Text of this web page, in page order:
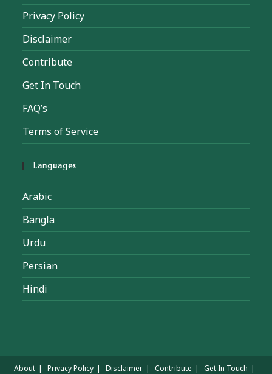
Privacy Policy
Disclaimer
Contribute
Get In Touch
FAQ’s
Terms of Service
Languages
Arabic
Bangla
Urdu
Persian
Hindi
About Privacy Policy Disclaimer Contribute Get In Touch